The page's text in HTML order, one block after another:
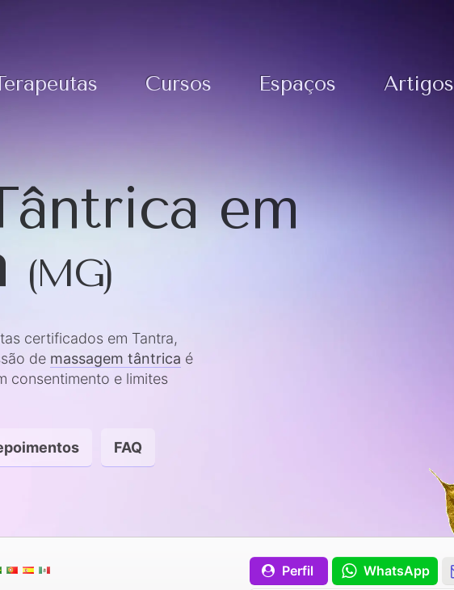
Cursos Espaços Artigos
em
(MG)
certificados em Tantra,
de massagem tântrica é
consentimento e limites
FAQ
Perfil WhatsApp